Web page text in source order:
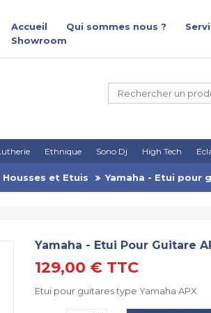
Accueil Qui sommes nous ?
Showroom
Ethnique Sono Dj High Tech
Housses et Etuis Yamaha - Etui pour
Yamaha - Etui Pour Guitare
129,00 € TTC
Etui pour guitares type Yamaha APX